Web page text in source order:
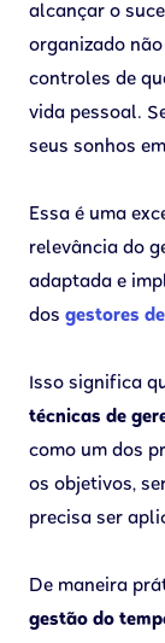
alcançar o
organizado
controles de
vida pessoal.
seus sonhos
Essa é uma
relevância do
adaptada e
dos gestores
Isso significa
técnicas de
como um dos
os objetivos,
precisa ser
De maneira
gestão do